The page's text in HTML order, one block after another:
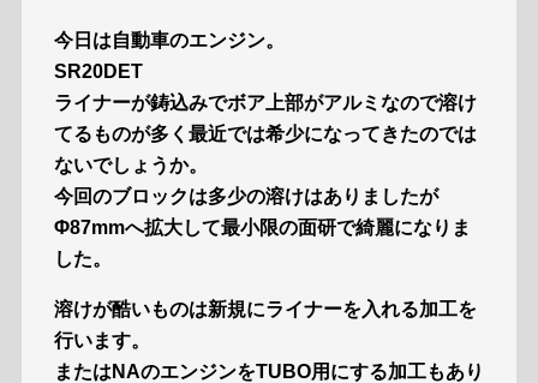
今日は自動車のエンジン。
SR20DET
ライナーが鋳込みでボア上部がアルミなので溶け
てるものが多く最近では希少になってきたのでは
ないでしょうか。
今回のブロックは多少の溶けはありましたが
Φ87mmへ拡大して最小限の面研で綺麗になりま
した。
溶けが酷いものは新規にライナーを入れる加工を
行います。
またはNAのエンジンをTUBO用にする加工もあり